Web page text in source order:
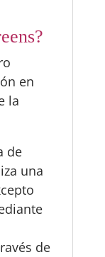
en
la
de
una
de